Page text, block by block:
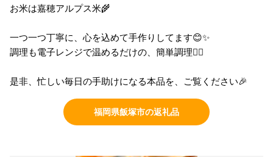
お米は嘉穂アルプス米🌾
一つ一つ丁寧に、心を込めて手作りしてます😊✨
調理も電子レンジで温めるだけの、簡単調理🙆‍♀️
是非、忙しい毎日の手助けになる本品を、ご覧ください🎉
福岡県飯塚市の返礼品